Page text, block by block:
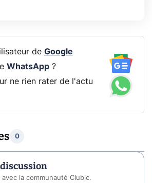
de Google
WhatsApp?
ne rien rater de l'actu
0
la communauté Clubic.